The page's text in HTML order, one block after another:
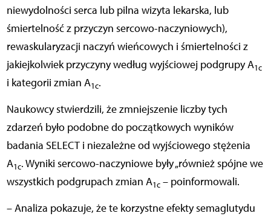
niewydolności serca lub pilna wizyta lekarska, lub
śmiertelność z przyczyn sercowo-naczyniowych),
rewaskularyzacji naczyń wieńcowych i śmiertelności z
jakiejkolwiek przyczyny według wyjściowej podgrupy A1c
i kategorii zmian A1c.
Naukowcy stwierdzili, że zmniejszenie liczby tych
zdarzeń było podobne do początkowych wyników
badania SELECT i niezależne od wyjściowego stężenia
A1c. Wyniki sercowo-naczyniowe były „również spójne we
wszystkich podgrupach zmian A1c– poinformowali.
– Analiza pokazuje, że te korzystne efekty semaglutydu